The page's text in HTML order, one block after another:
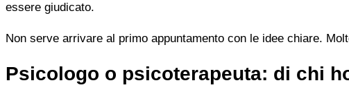
essere giudicato.
Non serve arrivare al primo appuntamento con le idee chiare.
Psicologo o psicoterapeuta: di chi